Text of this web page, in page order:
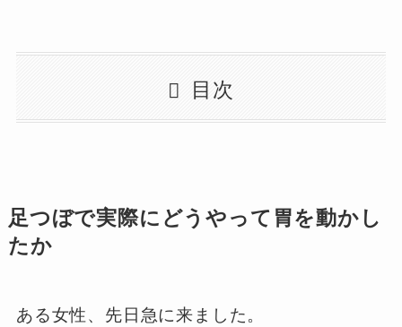
目次
足つぼで実際にどうやって胃を動かし
たか
ある女性、先日急に来ました。